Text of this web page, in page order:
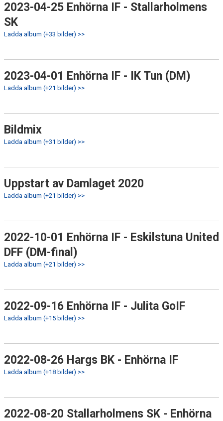
2023-04-25 Enhörna IF - Stallarholmens
SK
Ladda album (+33 bilder) >>
2023-04-01 Enhörna IF - IK Tun (DM)
Ladda album (+21 bilder) >>
Bildmix
Ladda album (+31 bilder) >>
Uppstart av Damlaget 2020
Ladda album (+21 bilder) >>
2022-10-01 Enhörna IF - Eskilstuna United
DFF (DM-final)
Ladda album (+21 bilder) >>
2022-09-16 Enhörna IF - Julita GoIF
Ladda album (+15 bilder) >>
2022-08-26 Hargs BK - Enhörna IF
Ladda album (+18 bilder) >>
2022-08-20 Stallarholmens SK - Enhörna